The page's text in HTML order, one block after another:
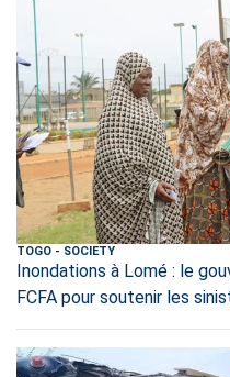
TOGO - SOCIETY
Inondations à Lomé : le
FCFA pour soutenir les